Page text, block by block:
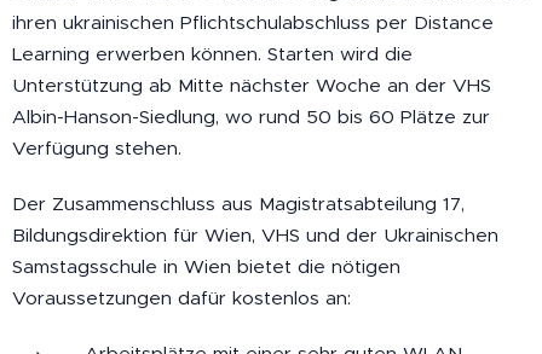
ihren ukrainischen Pflichtschulabschluss per Distance
Learning erwerben können. Starten wird die
Unterstützung ab Mitte nächster Woche an der VHS
Albin-Hanson-Siedlung, wo rund 50 bis 60 Plätze zur
Verfügung stehen.
Der Zusammenschluss aus Magistratsabteilung 17,
Bildungsdirektion für Wien, VHS und der Ukrainischen
Samstagsschule in Wien bietet die nötigen
Voraussetzungen dafür kostenlos an: